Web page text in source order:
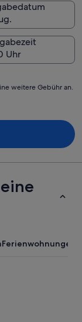
weitere Gebühr an.
Ferienwohnungen